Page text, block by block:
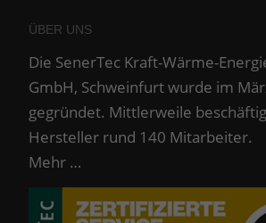
ÜBER UNS
Die SenerTec Kraft-Wärme-
GmbH, Schweinfurt wurde im
gegründet. Mittlerweile
Hersteller rund 140 Mitarbeiter.
Mehr …